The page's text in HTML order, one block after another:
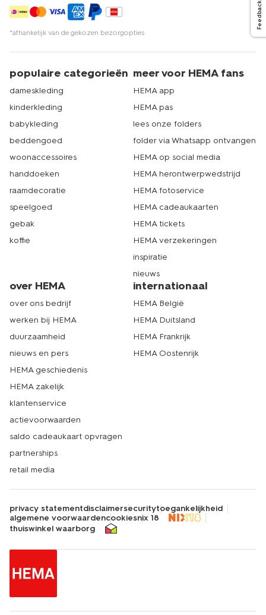
*afhankelijk van de gekozen bezorgopties
populaire categorieën
dameskleding
kinderkleding
babykleding
beddengoed
woonaccessoires
handdoeken
raamdecoratie
speelgoed
gebak
koffie
meer voor HEMA fans
HEMA app
HEMA pas
lees onze folders
folder via Whatsapp ontvangen
HEMA op social media
HEMA herontwerpwedstrijd
HEMA fotoservice
HEMA cadeaukaarten
HEMA tickets
HEMA verzekeringen
inspiratie
nieuws
over HEMA
over ons bedrijf
werken bij HEMA
duurzaamheid
nieuws en pers
HEMA geschiedenis
HEMA zakelijk
klantenservice
actievoorwaarden
saldo cadeaukaart opvragen
partnerships
retail media
internationaal
HEMA België
HEMA Duitsland
HEMA Frankrijk
HEMA Oostenrijk
privacy statementdisclaimersecuritytoegankelijkheid
algemene voorwaardencookiesnix 18
thuiswinkel waarborg
Feedback